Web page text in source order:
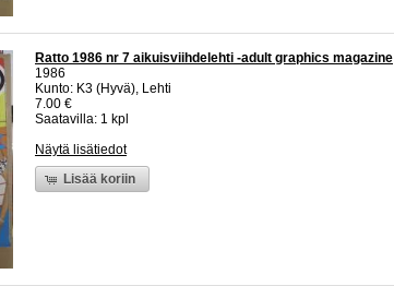
Ratto 1986 nr 7 aikuisviihdelehti -adult graphics magazine
1986
Kunto: K3 (Hyvä), Lehti
7.00 €
Saatavilla: 1 kpl
Näytä lisätiedot
Lisää koriin